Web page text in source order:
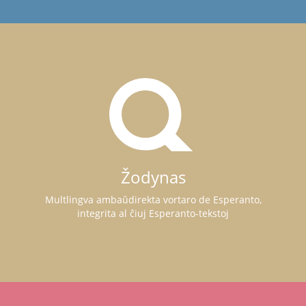
Žodynas
Multlingva ambaŭdirekta vortaro de Esperanto,
integrita al ĉiuj Esperanto-tekstoj